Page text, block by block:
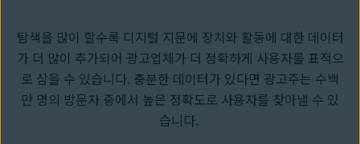
탐색을 많이 할수록 디지털 지문에 장치와 활동에 대한 데이터
가 더 많이 추가되어 광고업체가 더 정확하게 사용자를 표적으
로 삼을 수 있습니다. 충분한 데이터가 있다면 광고주는 수백
만 명의 방문자 중에서 높은 정확도로 사용자를 찾아낼 수 있
습니다.